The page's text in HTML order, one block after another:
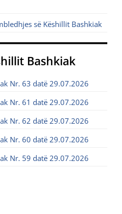
së Këshillit Bashkiak
Bashkiak
Nr. 63 datë 29.07.2026
Nr. 61 datë 29.07.2026
Nr. 62 datë 29.07.2026
Nr. 60 datë 29.07.2026
Nr. 59 datë 29.07.2026